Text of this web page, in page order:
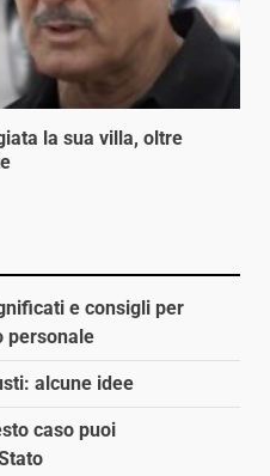
la sua villa, oltre
e consigli per
personale
alcune idee
caso puoi